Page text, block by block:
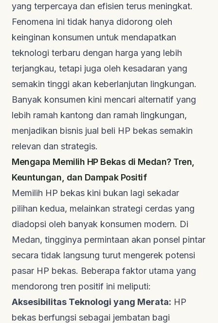
yang terpercaya dan efisien terus meningkat.
Fenomena ini tidak hanya didorong oleh
keinginan konsumen untuk mendapatkan
teknologi terbaru dengan harga yang lebih
terjangkau, tetapi juga oleh kesadaran yang
semakin tinggi akan keberlanjutan lingkungan.
Banyak konsumen kini mencari alternatif yang
lebih ramah kantong dan ramah lingkungan,
menjadikan bisnis jual beli HP bekas semakin
relevan dan strategis.
Mengapa Memilih HP Bekas di Medan? Tren,
Keuntungan, dan Dampak Positif
Memilih HP bekas kini bukan lagi sekadar
pilihan kedua, melainkan strategi cerdas yang
diadopsi oleh banyak konsumen modern. Di
Medan, tingginya permintaan akan ponsel pintar
secara tidak langsung turut mengerek potensi
pasar HP bekas. Beberapa faktor utama yang
mendorong tren positif ini meliputi:
Aksesibilitas Teknologi yang Merata: HP
bekas berfungsi sebagai jembatan bagi